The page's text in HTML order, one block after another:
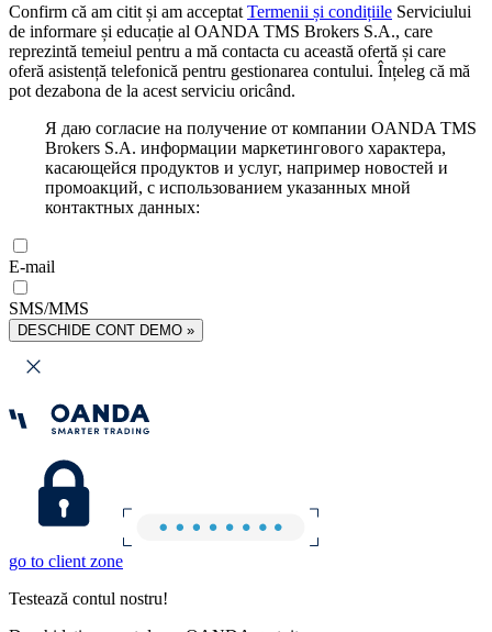
Confirm că am citit și am acceptat Termenii și condițiile Serviciului
de informare și educație al OANDA TMS Brokers S.A., care
reprezintă temeiul pentru a mă contacta cu această ofertă și care
oferă asistență telefonică pentru gestionarea contului. Înțeleg că mă
pot dezabona de la acest serviciu oricând.
Я даю согласие на получение от компании OANDA TMS
Brokers S.A. информации маркетингового характера,
касающейся продуктов и услуг, например новостей и
промоакций, с использованием указанных мной
контактных данных:
E-mail
SMS/MMS
DESCHIDE CONT DEMO »
go to client zone
Testează contul nostru!